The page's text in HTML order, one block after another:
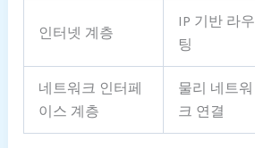
인터넷 계층
IP 기반 라우
팅
네트워크 인터페
이스 계층
물리 네트워
크 연결